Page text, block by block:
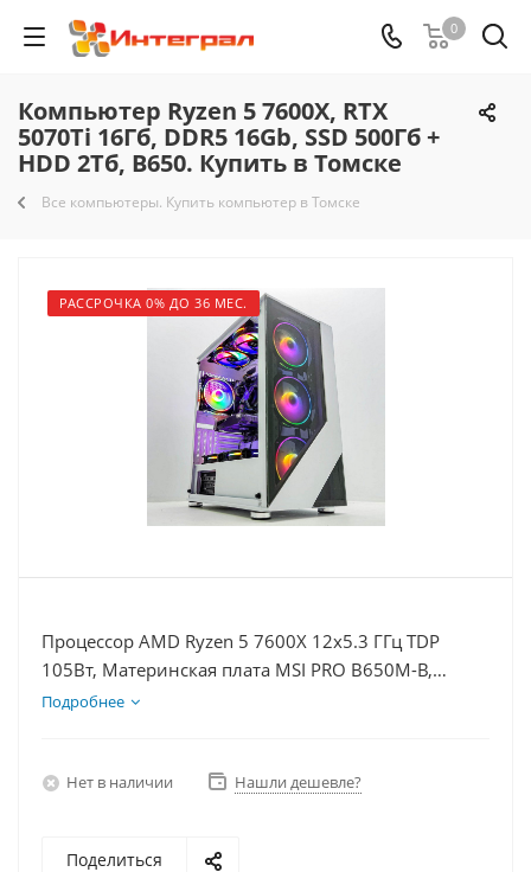
0
Компьютер Ryzen 5 7600X, RTX
5070Ti 16Гб, DDR5 16Gb, SSD 500Гб +
HDD 2Тб, B650. Купить в Томске
Все компьютеры. Купить компьютер в Томске
РАССРОЧКА 0% ДО 36 МЕС.
Процессор AMD Ryzen 5 7600X 12x5.3 ГГц TDP
105Вт, Материнская плата MSI PRO B650M-B,
Видеокарта RTX 5070Ti 16Гб, Память DDR5 16Gb,
Подробнее
Нет в наличии Нашли дешевле?
Поделиться